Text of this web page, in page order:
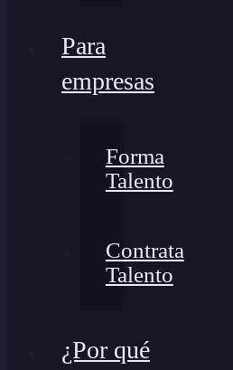
Para
empresas
Forma
Talento
Contrata
Talento
¿Por qué